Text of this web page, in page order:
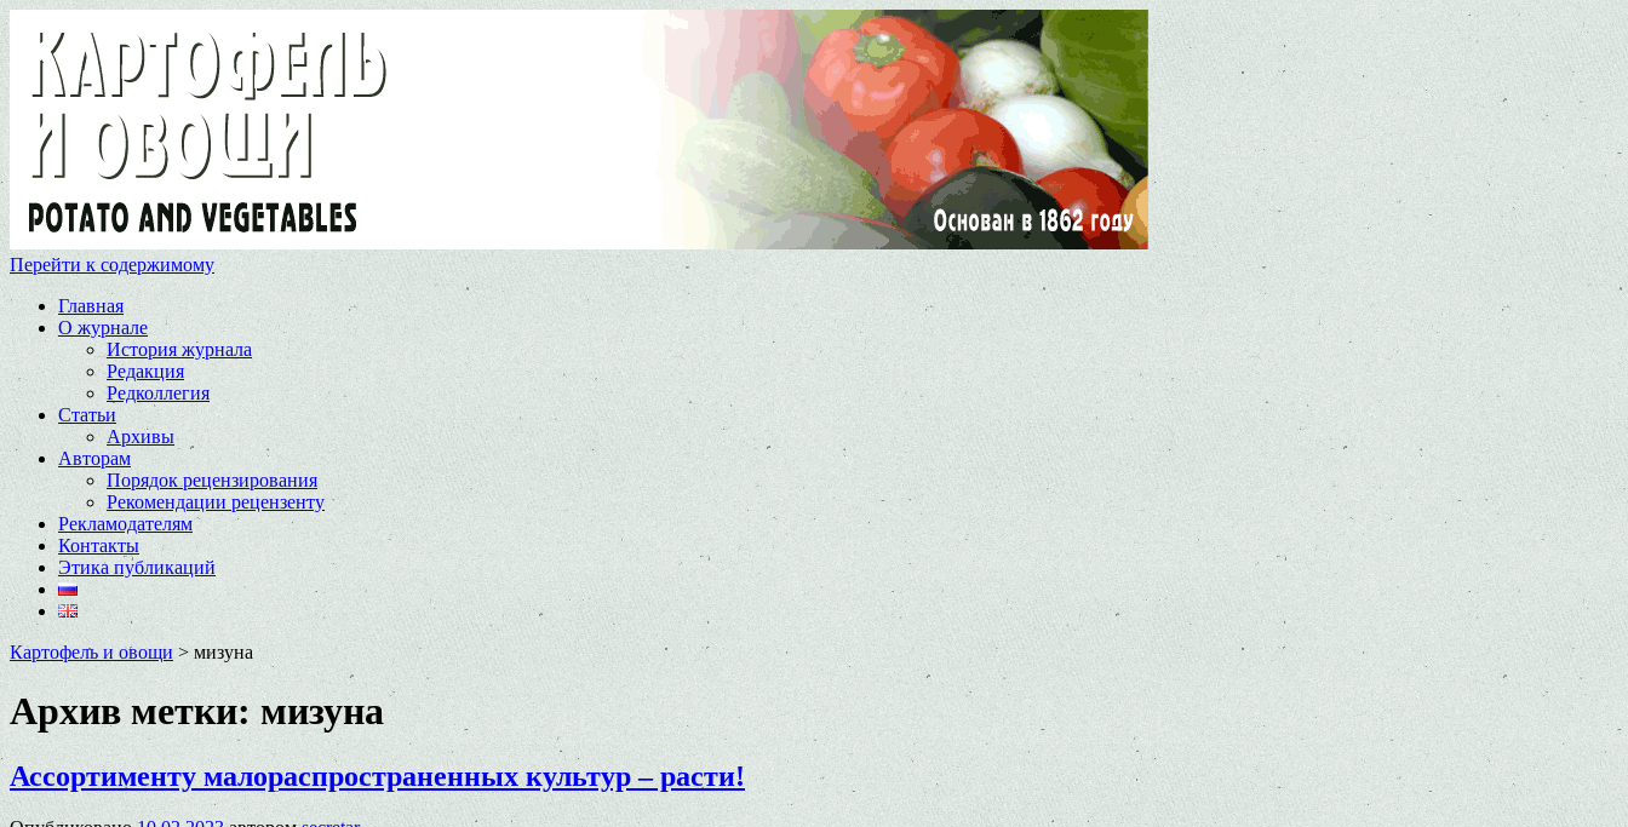
Перейти к содержимому
Главная
О журнале
История журнала
Редакция
Редколлегия
Статьи
Архивы
Авторам
Порядок рецензирования
Рекомендации рецензенту
Рекламодателям
Контакты
Этика публикаций
Картофель и овощи > мизуна
Архив метки: мизуна
Ассортименту малораспространенных культур – расти!